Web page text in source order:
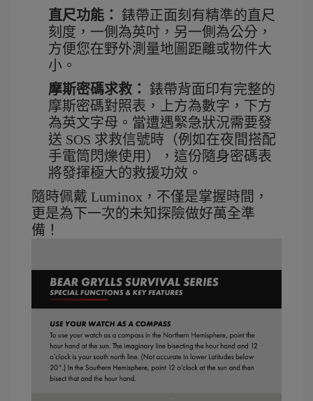
直尺功能： 錶帶正面刻有精準的直尺
刻度，一側為英吋，另一側為公分，
方便您在野外測量地圖距離或物件大
小 。
摩斯密碼求救： 錶帶背面印有完整的
摩斯密碼對照表，上方為數字，下方
為英文字母 。當遭遇緊急狀況需要發
送 SOS 求救信號時（例如在夜間搭配
手電筒閃爍使用），這份隨身密碼表
將發揮極大的救援功效 。
隨時佩戴 Luminox，不僅是掌握時間，
更是為下一次的未知探險做好萬全準
備！